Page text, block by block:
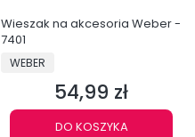
Wieszak na akcesoria Weber -
7401
PRODUCENT
WEBER
Cena
54,99 zł
DO KOSZYKA